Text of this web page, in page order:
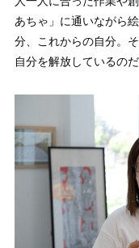
あちゃ」に通いながら
分、これからの自分。
自分を解放しているのだ